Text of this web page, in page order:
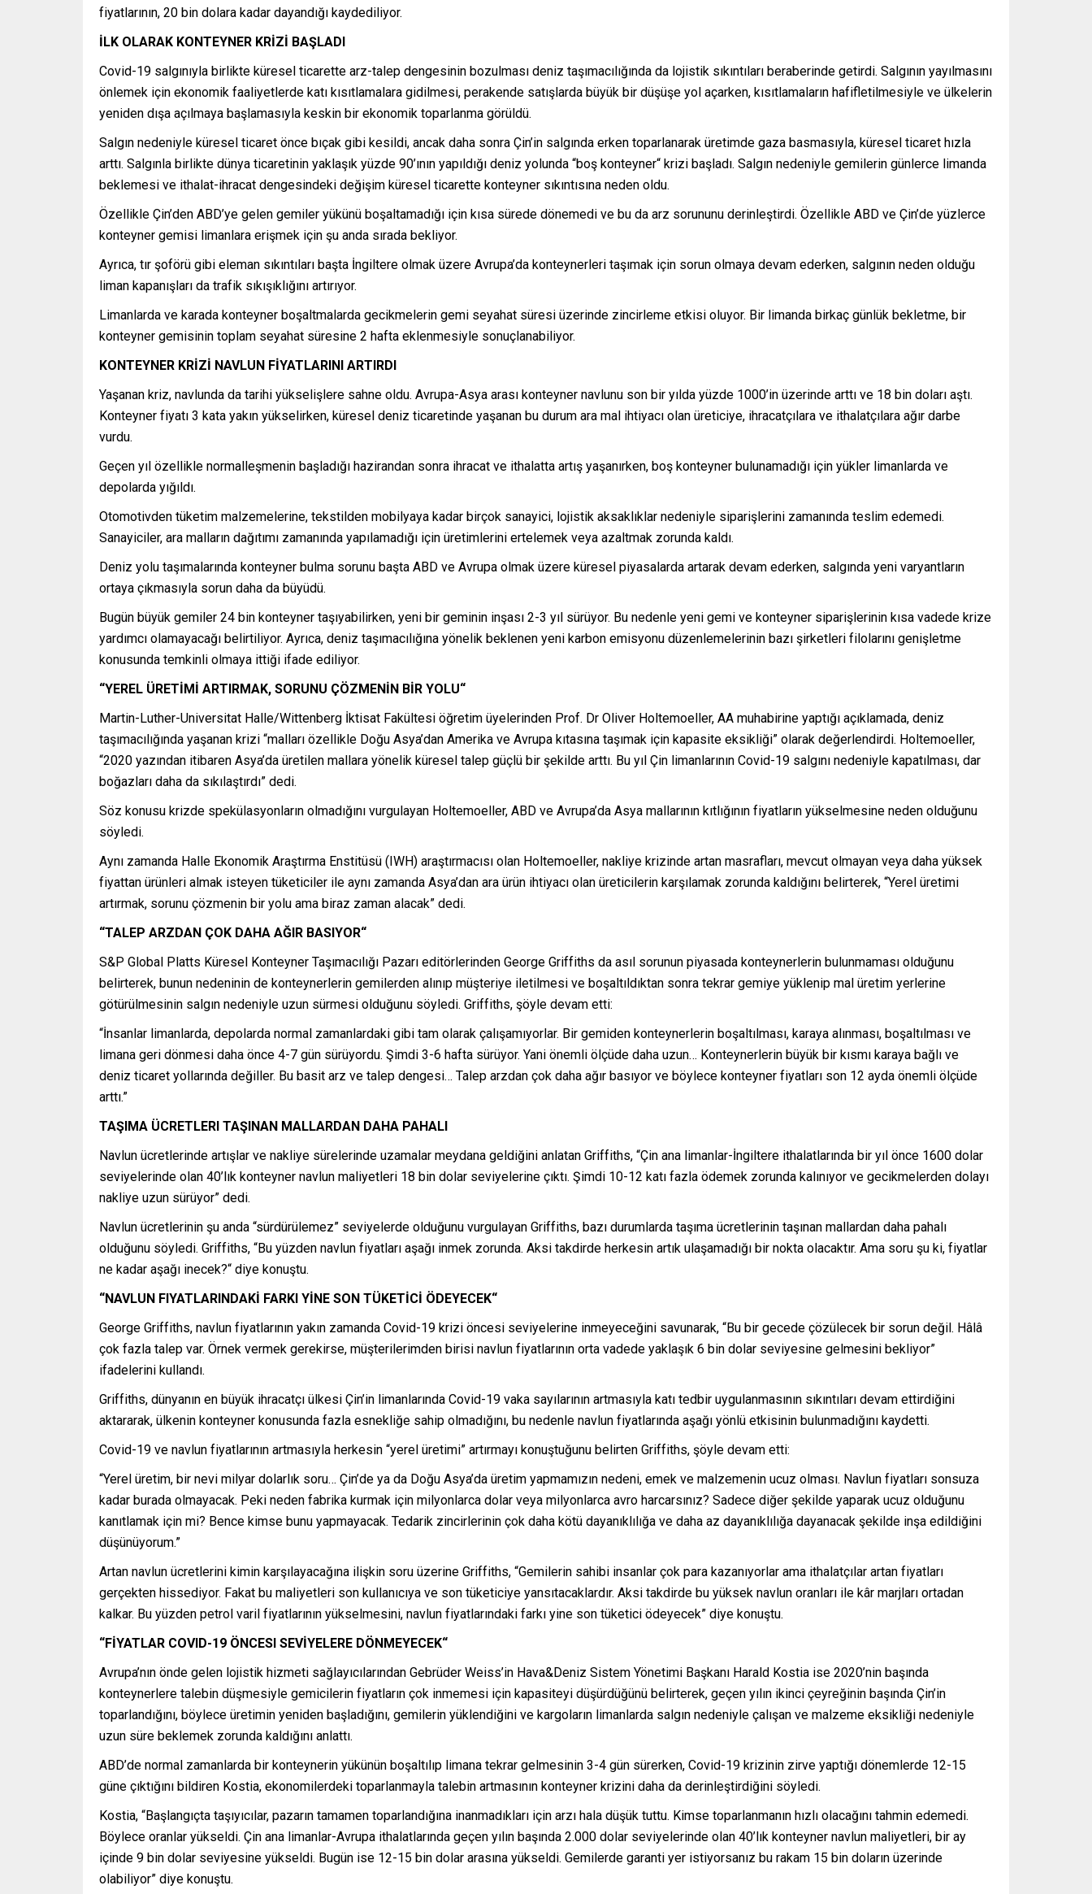
fiyatlarının, 20 bin dolara kadar dayandığı kaydediliyor.
İLK OLARAK KONTEYNER KRİZİ BAŞLADI
Covid-19 salgınıyla birlikte küresel ticarette arz-talep dengesinin bozulması deniz taşımacılığında da lojistik sıkıntıları beraberinde getirdi. Salgının yayılmasını
önlemek için ekonomik faaliyetlerde katı kısıtlamalara gidilmesi, perakende satışlarda büyük bir düşüşe yol açarken, kısıtlamaların hafifletilmesiyle ve ülkelerin
yeniden dışa açılmaya başlamasıyla keskin bir ekonomik toparlanma görüldü.
Salgın nedeniyle küresel ticaret önce bıçak gibi kesildi, ancak daha sonra Çin’in salgında erken toparlanarak üretimde gaza basmasıyla, küresel ticaret hızla
arttı. Salgınla birlikte dünya ticaretinin yaklaşık yüzde 90’ının yapıldığı deniz yolunda “boş konteyner“ krizi başladı. Salgın nedeniyle gemilerin günlerce limanda
beklemesi ve ithalat-ihracat dengesindeki değişim küresel ticarette konteyner sıkıntısına neden oldu.
Özellikle Çin’den ABD’ye gelen gemiler yükünü boşaltamadığı için kısa sürede dönemedi ve bu da arz sorununu derinleştirdi. Özellikle ABD ve Çin’de yüzlerce
konteyner gemisi limanlara erişmek için şu anda sırada bekliyor.
Ayrıca, tır şoförü gibi eleman sıkıntıları başta İngiltere olmak üzere Avrupa’da konteynerleri taşımak için sorun olmaya devam ederken, salgının neden olduğu
liman kapanışları da trafik sıkışıklığını artırıyor.
Limanlarda ve karada konteyner boşaltmalarda gecikmelerin gemi seyahat süresi üzerinde zincirleme etkisi oluyor. Bir limanda birkaç günlük bekletme, bir
konteyner gemisinin toplam seyahat süresine 2 hafta eklenmesiyle sonuçlanabiliyor.
KONTEYNER KRİZİ NAVLUN FİYATLARINI ARTIRDI
Yaşanan kriz, navlunda da tarihi yükselişlere sahne oldu. Avrupa-Asya arası konteyner navlunu son bir yılda yüzde 1000’in üzerinde arttı ve 18 bin doları aştı.
Konteyner fiyatı 3 kata yakın yükselirken, küresel deniz ticaretinde yaşanan bu durum ara mal ihtiyacı olan üreticiye, ihracatçılara ve ithalatçılara ağır darbe
vurdu.
Geçen yıl özellikle normalleşmenin başladığı hazirandan sonra ihracat ve ithalatta artış yaşanırken, boş konteyner bulunamadığı için yükler limanlarda ve
depolarda yığıldı.
Otomotivden tüketim malzemelerine, tekstilden mobilyaya kadar birçok sanayici, lojistik aksaklıklar nedeniyle siparişlerini zamanında teslim edemedi.
Sanayiciler, ara malların dağıtımı zamanında yapılamadığı için üretimlerini ertelemek veya azaltmak zorunda kaldı.
Deniz yolu taşımalarında konteyner bulma sorunu başta ABD ve Avrupa olmak üzere küresel piyasalarda artarak devam ederken, salgında yeni varyantların
ortaya çıkmasıyla sorun daha da büyüdü.
Bugün büyük gemiler 24 bin konteyner taşıyabilirken, yeni bir geminin inşası 2-3 yıl sürüyor. Bu nedenle yeni gemi ve konteyner siparişlerinin kısa vadede krize
yardımcı olamayacağı belirtiliyor. Ayrıca, deniz taşımacılığına yönelik beklenen yeni karbon emisyonu düzenlemelerinin bazı şirketleri filolarını genişletme
konusunda temkinli olmaya ittiği ifade ediliyor.
“YEREL ÜRETİMİ ARTIRMAK, SORUNU ÇÖZMENİN BİR YOLU“
Martin-Luther-Universitat Halle/Wittenberg İktisat Fakültesi öğretim üyelerinden Prof. Dr Oliver Holtemoeller, AA muhabirine yaptığı açıklamada, deniz
taşımacılığında yaşanan krizi “malları özellikle Doğu Asya’dan Amerika ve Avrupa kıtasına taşımak için kapasite eksikliği” olarak değerlendirdi. Holtemoeller,
“2020 yazından itibaren Asya’da üretilen mallara yönelik küresel talep güçlü bir şekilde arttı. Bu yıl Çin limanlarının Covid-19 salgını nedeniyle kapatılması, dar
boğazları daha da sıkılaştırdı” dedi.
Söz konusu krizde spekülasyonların olmadığını vurgulayan Holtemoeller, ABD ve Avrupa’da Asya mallarının kıtlığının fiyatların yükselmesine neden olduğunu
söyledi.
Aynı zamanda Halle Ekonomik Araştırma Enstitüsü (IWH) araştırmacısı olan Holtemoeller, nakliye krizinde artan masrafları, mevcut olmayan veya daha yüksek
fiyattan ürünleri almak isteyen tüketiciler ile aynı zamanda Asya’dan ara ürün ihtiyacı olan üreticilerin karşılamak zorunda kaldığını belirterek, “Yerel üretimi
artırmak, sorunu çözmenin bir yolu ama biraz zaman alacak” dedi.
“TALEP ARZDAN ÇOK DAHA AĞIR BASIYOR“
S&P Global Platts Küresel Konteyner Taşımacılığı Pazarı editörlerinden George Griffiths da asıl sorunun piyasada konteynerlerin bulunmaması olduğunu
belirterek, bunun nedeninin de konteynerlerin gemilerden alınıp müşteriye iletilmesi ve boşaltıldıktan sonra tekrar gemiye yüklenip mal üretim yerlerine
götürülmesinin salgın nedeniyle uzun sürmesi olduğunu söyledi. Griffiths, şöyle devam etti:
“İnsanlar limanlarda, depolarda normal zamanlardaki gibi tam olarak çalışamıyorlar. Bir gemiden konteynerlerin boşaltılması, karaya alınması, boşaltılması ve
limana geri dönmesi daha önce 4-7 gün sürüyordu. Şimdi 3-6 hafta sürüyor. Yani önemli ölçüde daha uzun… Konteynerlerin büyük bir kısmı karaya bağlı ve
deniz ticaret yollarında değiller. Bu basit arz ve talep dengesi… Talep arzdan çok daha ağır basıyor ve böylece konteyner fiyatları son 12 ayda önemli ölçüde
arttı.”
TAŞIMA ÜCRETLERI TAŞINAN MALLARDAN DAHA PAHALI
Navlun ücretlerinde artışlar ve nakliye sürelerinde uzamalar meydana geldiğini anlatan Griffiths, “Çin ana limanlar-İngiltere ithalatlarında bir yıl önce 1600 dolar
seviyelerinde olan 40’lık konteyner navlun maliyetleri 18 bin dolar seviyelerine çıktı. Şimdi 10-12 katı fazla ödemek zorunda kalınıyor ve gecikmelerden dolayı
nakliye uzun sürüyor” dedi.
Navlun ücretlerinin şu anda “sürdürülemez” seviyelerde olduğunu vurgulayan Griffiths, bazı durumlarda taşıma ücretlerinin taşınan mallardan daha pahalı
olduğunu söyledi. Griffiths, “Bu yüzden navlun fiyatları aşağı inmek zorunda. Aksi takdirde herkesin artık ulaşamadığı bir nokta olacaktır. Ama soru şu ki, fiyatlar
ne kadar aşağı inecek?“ diye konuştu.
“NAVLUN FIYATLARINDAKİ FARKI YİNE SON TÜKETİCİ ÖDEYECEK“
George Griffiths, navlun fiyatlarının yakın zamanda Covid-19 krizi öncesi seviyelerine inmeyeceğini savunarak, “Bu bir gecede çözülecek bir sorun değil. Hâlâ
çok fazla talep var. Örnek vermek gerekirse, müşterilerimden birisi navlun fiyatlarının orta vadede yaklaşık 6 bin dolar seviyesine gelmesini bekliyor”
ifadelerini kullandı.
Griffiths, dünyanın en büyük ihracatçı ülkesi Çin’in limanlarında Covid-19 vaka sayılarının artmasıyla katı tedbir uygulanmasının sıkıntıları devam ettirdiğini
aktararak, ülkenin konteyner konusunda fazla esnekliğe sahip olmadığını, bu nedenle navlun fiyatlarında aşağı yönlü etkisinin bulunmadığını kaydetti.
Covid-19 ve navlun fiyatlarının artmasıyla herkesin “yerel üretimi” artırmayı konuştuğunu belirten Griffiths, şöyle devam etti:
“Yerel üretim, bir nevi milyar dolarlık soru… Çin’de ya da Doğu Asya’da üretim yapmamızın nedeni, emek ve malzemenin ucuz olması. Navlun fiyatları sonsuza
kadar burada olmayacak. Peki neden fabrika kurmak için milyonlarca dolar veya milyonlarca avro harcarsınız? Sadece diğer şekilde yaparak ucuz olduğunu
kanıtlamak için mi? Bence kimse bunu yapmayacak. Tedarik zincirlerinin çok daha kötü dayanıklılığa ve daha az dayanıklılığa dayanacak şekilde inşa edildiğini
düşünüyorum.”
Artan navlun ücretlerini kimin karşılayacağına ilişkin soru üzerine Griffiths, “Gemilerin sahibi insanlar çok para kazanıyorlar ama ithalatçılar artan fiyatları
gerçekten hissediyor. Fakat bu maliyetleri son kullanıcıya ve son tüketiciye yansıtacaklardır. Aksi takdirde bu yüksek navlun oranları ile kâr marjları ortadan
kalkar. Bu yüzden petrol varil fiyatlarının yükselmesini, navlun fiyatlarındaki farkı yine son tüketici ödeyecek” diye konuştu.
“FİYATLAR COVID-19 ÖNCESI SEVİYELERE DÖNMEYECEK“
Avrupa’nın önde gelen lojistik hizmeti sağlayıcılarından Gebrüder Weiss’in Hava&Deniz Sistem Yönetimi Başkanı Harald Kostia ise 2020’nin başında
konteynerlere talebin düşmesiyle gemicilerin fiyatların çok inmemesi için kapasiteyi düşürdüğünü belirterek, geçen yılın ikinci çeyreğinin başında Çin’in
toparlandığını, böylece üretimin yeniden başladığını, gemilerin yüklendiğini ve kargoların limanlarda salgın nedeniyle çalışan ve malzeme eksikliği nedeniyle
uzun süre beklemek zorunda kaldığını anlattı.
ABD’de normal zamanlarda bir konteynerin yükünün boşaltılıp limana tekrar gelmesinin 3-4 gün sürerken, Covid-19 krizinin zirve yaptığı dönemlerde 12-15
güne çıktığını bildiren Kostia, ekonomilerdeki toparlanmayla talebin artmasının konteyner krizini daha da derinleştirdiğini söyledi.
Kostia, “Başlangıçta taşıyıcılar, pazarın tamamen toparlandığına inanmadıkları için arzı hala düşük tuttu. Kimse toparlanmanın hızlı olacağını tahmin edemedi.
Böylece oranlar yükseldi. Çin ana limanlar-Avrupa ithalatlarında geçen yılın başında 2.000 dolar seviyelerinde olan 40’lık konteyner navlun maliyetleri, bir ay
içinde 9 bin dolar seviyesine yükseldi. Bugün ise 12-15 bin dolar arasına yükseldi. Gemilerde garanti yer istiyorsanız bu rakam 15 bin doların üzerinde
olabiliyor” diye konuştu.